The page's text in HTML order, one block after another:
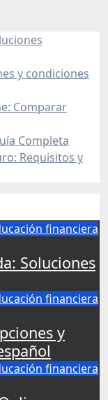
y condiciones
Comparar
Completa
Requisitos y
financiera
Soluciones
financiera
y
financiera